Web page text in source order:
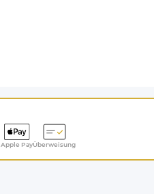
Apple PayÜberweisung